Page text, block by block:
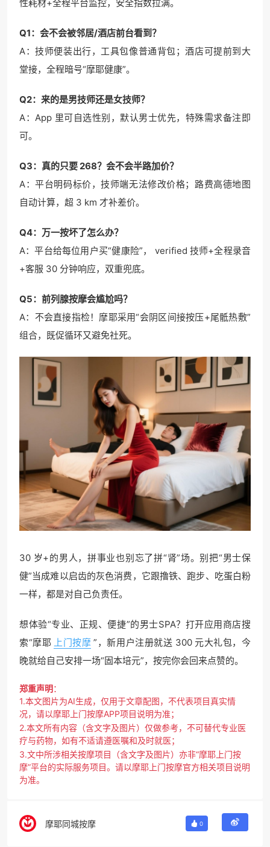
性耗材+全程平台监控，安全指数拉满。
Q1：会不会被邻居/酒店前台看到？
A：技师便装出行，工具包像普通背包；酒店可提前到大
堂接，全程暗号“摩耶健康”。
Q2：来的是男技师还是女技师？
A：App 里可自选性别，默认男士优先，特殊需求备注即
可。
Q3：真的只要 268？会不会半路加价？
A：平台明码标价，技师端无法修改价格；路费高德地图
自动计算，超 3 km 才补差价。
Q4：万一按坏了怎么办？
A：平台给每位用户买“健康险”， verified 技师+全程录音
+客服 30 分钟响应，双重兜底。
Q5：前列腺按摩会尴尬吗？
A：不会直接指检！摩耶采用“会阴区间接按压+尾骶热敷”
组合，既促循环又避免社死。
30 岁+的男人，拼事业也别忘了拼“肾”场。别把“男士保
健”当成难以启齿的灰色消费，它跟撸铁、跑步、吃蛋白粉
一样，都是对自己负责任。
想体验“专业、正规、便捷”的男士SPA？打开应用商店搜
索“摩耶 上门按摩 ”，新用户注册就送 300 元大礼包，今
晚就给自己安排一场“固本培元”，按完你会回来点赞的。
郑重声明：
1.本文图片为AI生成，仅用于文章配图，不代表项目真实情
况，请以摩耶上门按摩APP项目说明为准；
2.本文所有内容（含文字及图片）仅做参考，不可替代专业医
疗与药物，如有不适请遵医嘱和及时就医；
3.文中所涉相关按摩项目（含文字及图片）亦非“摩耶上门按
摩”平台的实际服务项目。请以摩耶上门按摩官方相关项目说明
为准。
摩耶同城按摩 0